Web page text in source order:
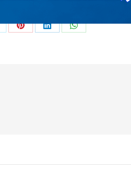
cet article
PartagerPartagerPartager